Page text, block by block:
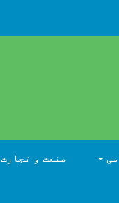
صنعت و تجارت